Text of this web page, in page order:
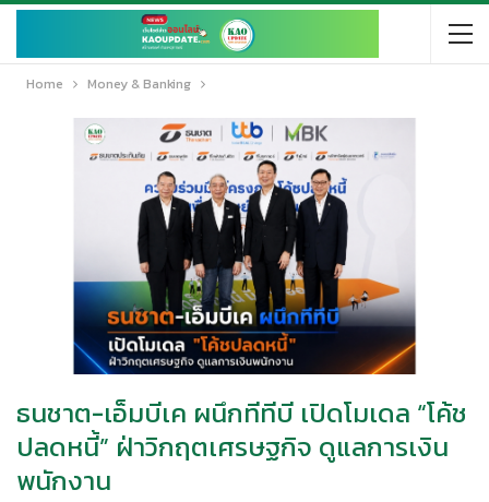
Home Money & Banking
ธนชาต-เอ็มบีเค ผนึกทีทีบี เปิดโมเดล “โค้ช
ปลดหนี้” ฝ่าวิกฤตเศรษฐกิจ ดูแลการเงิน
พนักงาน